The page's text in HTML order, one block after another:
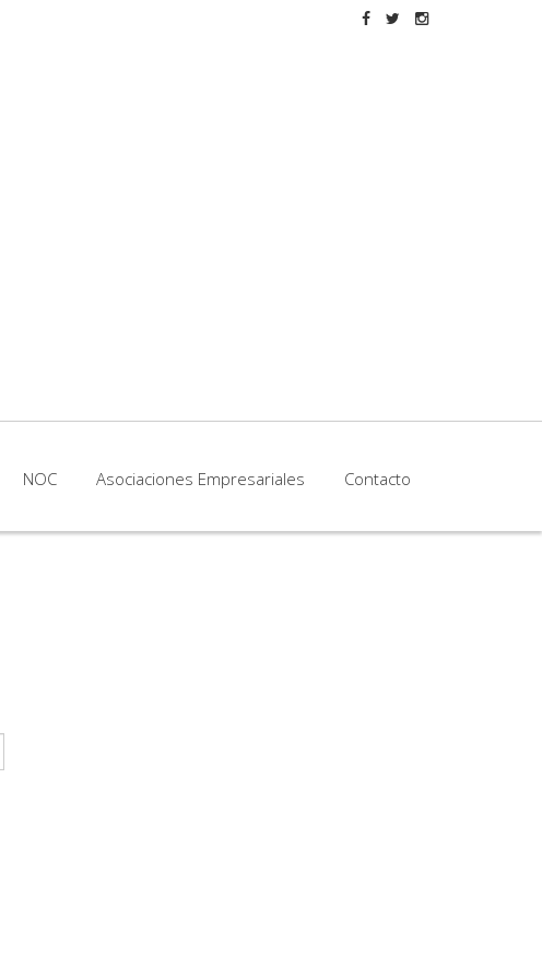
NOC Asociaciones Empresariales Contacto